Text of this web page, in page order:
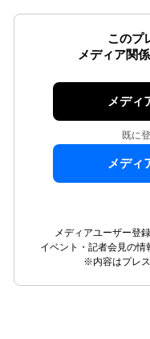
このプ
メディア関
メディ
既に
メディ
メディアユーザー登
イベント・記者会見の情
※内容はプレス